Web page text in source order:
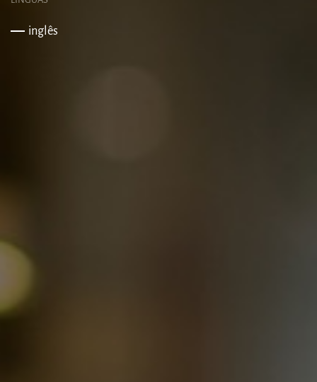
inglês